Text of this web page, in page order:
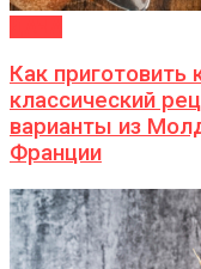
Как приготовить
классический
варианты из
Франции